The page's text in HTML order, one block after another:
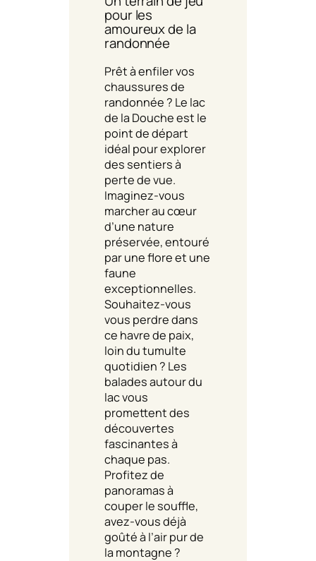
pour les
amoureux de la
randonnée
Prêt à enfiler vos
chaussures de
randonnée ? Le lac
de la Douche est le
point de départ
idéal pour explorer
des sentiers à
perte de vue.
Imaginez-vous
marcher au cœur
d’une nature
préservée, entouré
par une flore et une
faune
exceptionnelles.
Souhaitez-vous
vous perdre dans
ce havre de paix,
loin du tumulte
quotidien ? Les
balades autour du
lac vous
promettent des
découvertes
fascinantes à
chaque pas.
Profitez de
panoramas à
couper le souffle,
avez-vous déjà
goûté à l’air pur de
la montagne ?